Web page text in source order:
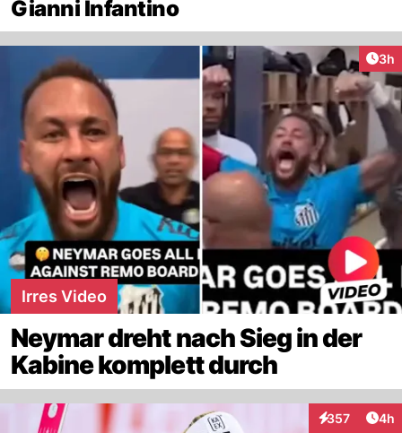
Gianni Infantino
3h
Irres Video
Neymar dreht nach Sieg in der
Kabine komplett durch
357
Interaktionen
4h